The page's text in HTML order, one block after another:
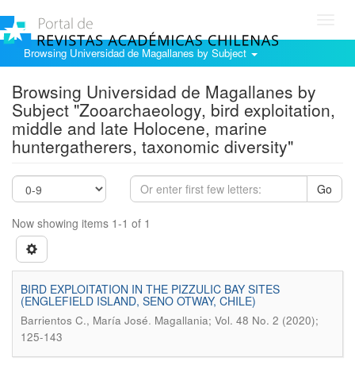
Browsing Universidad de Magallanes by Subject
Browsing Universidad de Magallanes by
Subject "Zooarchaeology, bird exploitation,
middle and late Holocene, marine
huntergatherers, taxonomic diversity"
Go
Now showing items 1-1 of 1
BIRD EXPLOITATION IN THE PIZZULIC BAY SITES
(ENGLEFIELD ISLAND, SENO OTWAY, CHILE)
Barrientos C., María José. Magallania; Vol. 48 No. 2 (2020);
125-143